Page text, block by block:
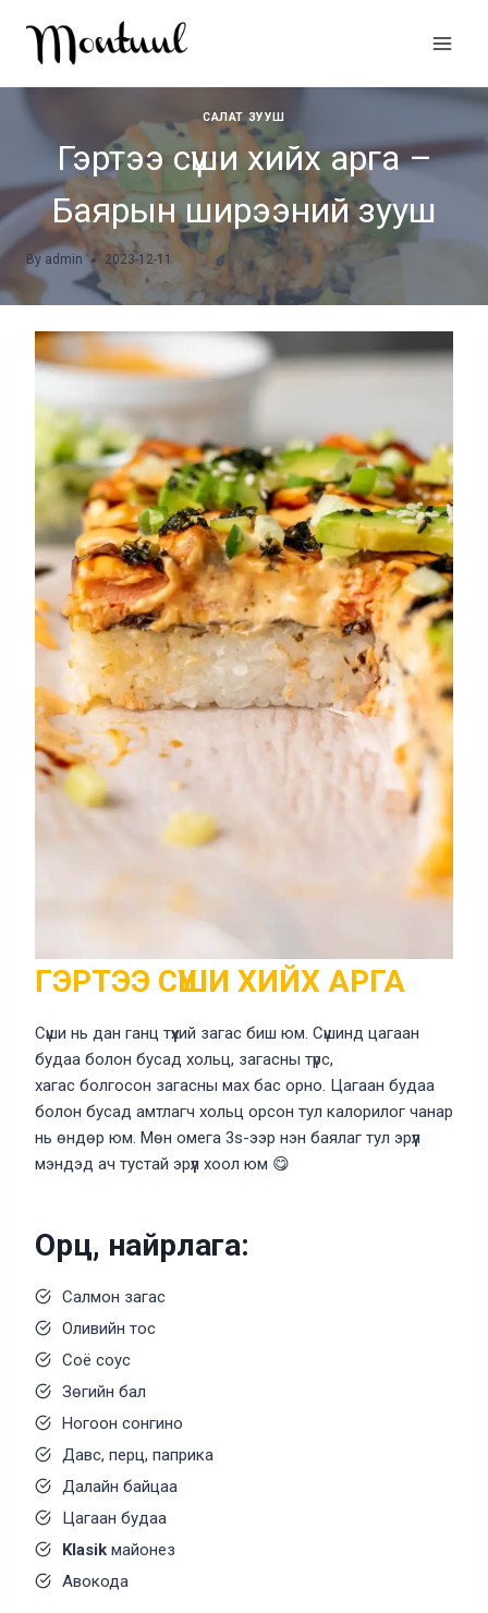
content
САЛАТ ЗУУШ
Гэртээ сүши хийх арга –
Баярын ширээний зууш
By admin 2023-12-11
ГЭРТЭЭ СҮШИ ХИЙХ АРГА
Сүши нь дан ганц түүхий загас биш юм. Сүшинд цагаан
будаа болон бусад хольц, загасны түрс,
хагас болгосон загасны мах бас орно. Цагаан будаа
болон бусад амтлагч хольц орсон тул калорилог чанар
нь өндөр юм. Мөн омега 3s-ээр нэн баялаг тул эрүүл
мэндэд ач тустай эрүүл хоол юм 😋
Орц, найрлага:
Салмон загас
Оливийн тос
Соё соус
Зөгийн бал
Ногоон сонгино
Давс, перц, паприка
Далайн байцаа
Цагаан будаа
Klasik майонез
Авокода